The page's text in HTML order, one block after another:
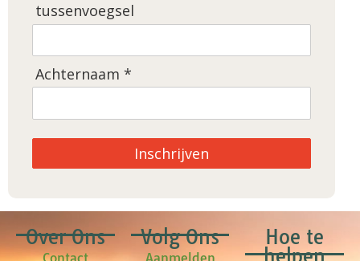
tussenvoegsel
Achternaam *
Inschrijven
Over Ons Volg Ons
Hoe te